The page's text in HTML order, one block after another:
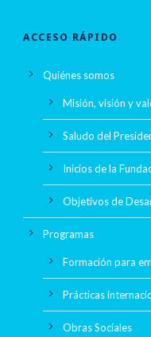
ACCESO RÁPIDO
Quiénes somos
Misión, visión y
Saludo del
Inicios de la
Objetivos de
Programas
Formación para
Prácticas
Obras Sociales